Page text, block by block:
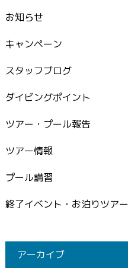
お知らせ
キャンペーン
スタッフブログ
ダイビングポイント
ツアー・プール報告
ツアー情報
プール講習
終了イベント・お泊りツアー
アーカイブ